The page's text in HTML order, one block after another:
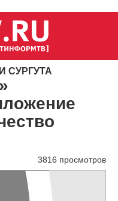
СУРГУТА
3816 просмотров